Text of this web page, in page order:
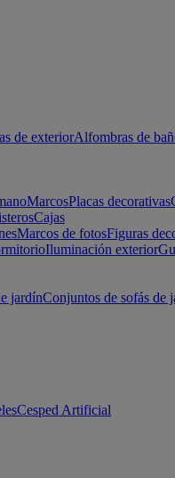
de exteriorAlfombras de
MarcosPlacas decorativas
Cajas
Marcos de fotosFiguras
Iluminación exterior
jardínConjuntos de sofás de
Cesped Artificial